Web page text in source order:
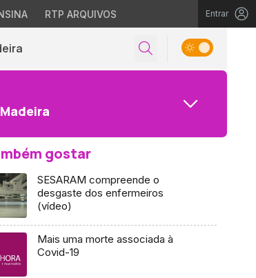
RTP ARQUIVOS Entrar
gostar
SESARAM compreende o
desgaste dos enfermeiros
(vídeo)
Mais uma morte associada à
Covid-19